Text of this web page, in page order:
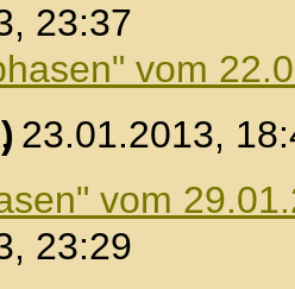
23:37
vom
, 23.01.2013,
vom
23:29